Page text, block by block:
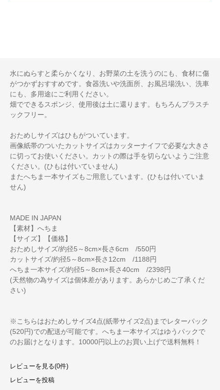
水にぬらすと柔らかくなり、お野菜の土を洗うのにも、食材に傷
がつかずおすすめです。食器洗いや洗面所、お風呂場洗い、洗車
にも、多用途にご利用ください。
畑でできるスポンジ、使用後は土に還ります。もちろんプラスチ
ックフリー。
おためしサイズはひもがついています。
画像紙帯のついたカットサイズはカッターナイフで必要な大きさ
に切ってお使いください。カットの際は手を切らないようご注意
ください。(ひもは付いていません)
またへちま一本サイズもご用意しています。(ひもは付いていま
せん)
MADE IN JAPAN
【素材】へちま
【サイズ】【価格】
おためしサイズ/約径5～8cm×長さ6cm /550円
カットサイズ/約径5～8cm×長さ12cm /1188円
へちま一本サイズ/約径5～8cm×長さ40cm /2398円
(天然物の為サイズは個体差があります。あらかじめご了承くだ
さい)
※こちらはおためしサイズ4点(紙帯サイズ2点)までレターパック
(520円)での配送が可能です。へちま一本サイズはゆうパックで
のお届けとなります。10000円以上のお買い上げで送料無料！
レビューを見る(0件)
レビューを投稿